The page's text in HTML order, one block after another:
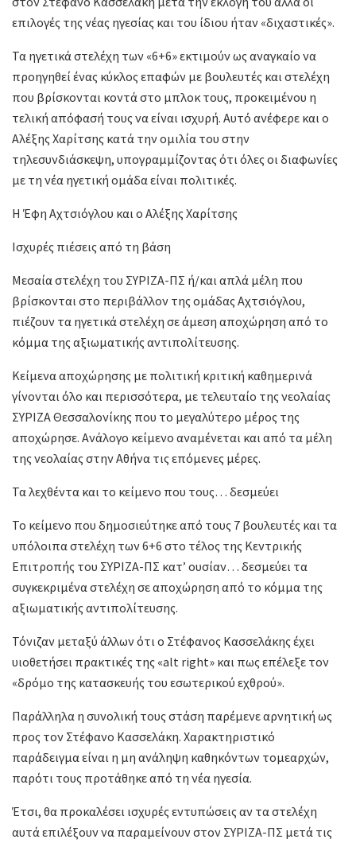
επιλογές της νέας ηγεσίας και του ίδιου ήταν «διχαστικές».
Τα ηγετικά στελέχη των «6+6» εκτιμούν ως αναγκαίο να
προηγηθεί ένας κύκλος επαφών με βουλευτές και στελέχη
που βρίσκονται κοντά στο μπλοκ τους, προκειμένου η
τελική απόφασή τους να είναι ισχυρή. Αυτό ανέφερε και ο
Αλέξης Χαρίτσης κατά την ομιλία του στην
τηλεσυνδιάσκεψη, υπογραμμίζοντας ότι όλες οι διαφωνίες
με τη νέα ηγετική ομάδα είναι πολιτικές.
Η Έφη Αχτσιόγλου και ο Αλέξης Χαρίτσης
Ισχυρές πιέσεις από τη βάση
Μεσαία στελέχη του ΣΥΡΙΖΑ-ΠΣ ή/και απλά μέλη που
βρίσκονται στο περιβάλλον της ομάδας Αχτσιόγλου,
πιέζουν τα ηγετικά στελέχη σε άμεση αποχώρηση από το
κόμμα της αξιωματικής αντιπολίτευσης.
Κείμενα αποχώρησης με πολιτική κριτική καθημερινά
γίνονται όλο και περισσότερα, με τελευταίο της νεολαίας
ΣΥΡΙΖΑ Θεσσαλονίκης που το μεγαλύτερο μέρος της
αποχώρησε. Ανάλογο κείμενο αναμένεται και από τα μέλη
της νεολαίας στην Αθήνα τις επόμενες μέρες.
Τα λεχθέντα και το κείμενο που τους… δεσμεύει
Το κείμενο που δημοσιεύτηκε από τους 7 βουλευτές και τα
υπόλοιπα στελέχη των 6+6 στο τέλος της Κεντρικής
Επιτροπής του ΣΥΡΙΖΑ-ΠΣ κατ’ ουσίαν… δεσμεύει τα
συγκεκριμένα στελέχη σε αποχώρηση από το κόμμα της
αξιωματικής αντιπολίτευσης.
Τόνιζαν μεταξύ άλλων ότι ο Στέφανος Κασσελάκης έχει
υιοθετήσει πρακτικές της «alt right» και πως επέλεξε τον
«δρόμο της κατασκευής του εσωτερικού εχθρού».
Παράλληλα η συνολική τους στάση παρέμενε αρνητική ως
προς τον Στέφανο Κασσελάκη. Χαρακτηριστικό
παράδειγμα είναι η μη ανάληψη καθηκόντων τομεαρχών,
παρότι τους προτάθηκε από τη νέα ηγεσία.
Έτσι, θα προκαλέσει ισχυρές εντυπώσεις αν τα στελέχη
αυτά επιλέξουν να παραμείνουν στον ΣΥΡΙΖΑ-ΠΣ μετά τις